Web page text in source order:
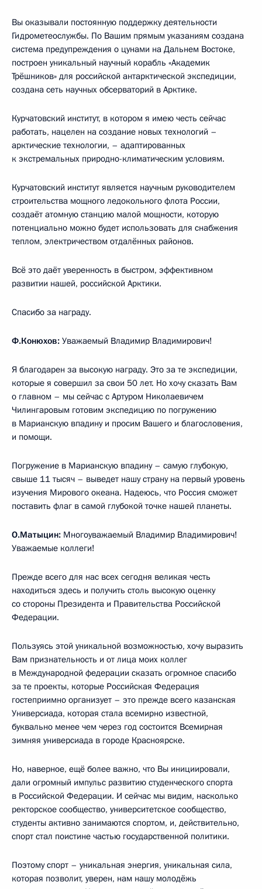
Вы оказывали постоянную поддержку деятельности
Гидрометеослужбы. По Вашим прямым указаниям создана
система предупреждения о цунами на Дальнем Востоке,
построен уникальный научный корабль «Академик
Трёшников» для российской антарктической экспедиции,
создана сеть научных обсерваторий в Арктике.
Курчатовский институт, в котором я имею честь сейчас
работать, нацелен на создание новых технологий –
арктические технологии, – адаптированных
к экстремальных природно-климатическим условиям.
Курчатовский институт является научным руководителем
строительства мощного ледокольного флота России,
создаёт атомную станцию малой мощности, которую
потенциально можно будет использовать для снабжения
теплом, электричеством отдалённых районов.
Всё это даёт уверенность в быстром, эффективном
развитии нашей, российской Арктики.
Спасибо за награду.
Ф.Конюхов: Уважаемый Владимир Владимирович!
Я благодарен за высокую награду. Это за те экспедиции,
которые я совершил за свои 50 лет. Но хочу сказать Вам
о главном – мы сейчас с Артуром Николаевичем
Чилингаровым готовим экспедицию по погружению
в Марианскую впадину и просим Вашего и благословения,
и помощи.
Погружение в Марианскую впадину – самую глубокую,
свыше 11 тысяч – выведет нашу страну на первый уровень
изучения Мирового океана. Надеюсь, что Россия сможет
поставить флаг в самой глубокой точке нашей планеты.
О.Матыцин: Многоуважаемый Владимир Владимирович!
Уважаемые коллеги!
Прежде всего для нас всех сегодня великая честь
находиться здесь и получить столь высокую оценку
со стороны Президента и Правительства Российской
Федерации.
Пользуясь этой уникальной возможностью, хочу выразить
Вам признательность и от лица моих коллег
в Международной федерации сказать огромное спасибо
за те проекты, которые Российская Федерация
гостеприимно организует – это прежде всего казанская
Универсиада, которая стала всемирно известной,
буквально менее чем через год состоится Всемирная
зимняя универсиада в городе Красноярске.
Но, наверное, ещё более важно, что Вы инициировали,
дали огромный импульс развитию студенческого спорта
в Российской Федерации. И сейчас мы видим, насколько
ректорское сообщество, университетское сообщество,
студенты активно занимаются спортом, и, действительно,
спорт стал поистине частью государственной политики.
Поэтому спорт – уникальная энергия, уникальная сила,
которая позволит, уверен, нам нашу молодёжь